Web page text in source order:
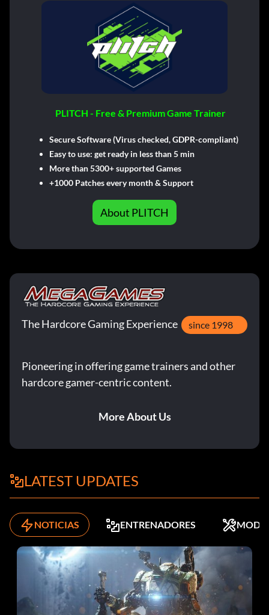
PLITCH - Free & Premium Game Trainer
Secure Software (Virus checked, GDPR-compliant)
Easy to use: get ready in less than 5 min
More than 5300+ supported Games
+1000 Patches every month & Support
About PLITCH
The Hardcore Gaming Experience since 1998
Pioneering in offering game trainers and other
hardcore gamer-centric content.
More About Us
LATEST UPDATES
NOTICIAS ENTRENADORES MODS